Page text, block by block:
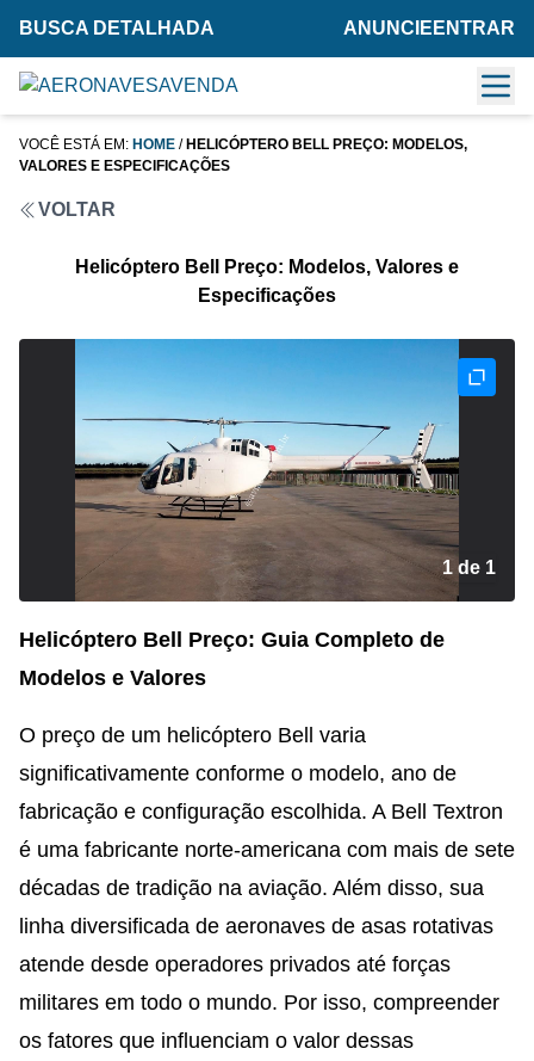
BUSCA DETALHADA ANUNCIE ENTRAR
VOCÊ ESTÁ EM: HOME / HELICÓPTERO BELL PREÇO: MODELOS,
VALORES E ESPECIFICAÇÕES
VOLTAR
Helicóptero Bell Preço: Modelos, Valores e
Especificações
1 de 1
Helicóptero Bell Preço: Guia Completo de
Modelos e Valores
O preço de um helicóptero Bell varia
significativamente conforme o modelo, ano de
fabricação e configuração escolhida. A Bell Textron
é uma fabricante norte-americana com mais de sete
décadas de tradição na aviação. Além disso, sua
linha diversificada de aeronaves de asas rotativas
atende desde operadores privados até forças
militares em todo o mundo. Por isso, compreender
os fatores que influenciam o valor dessas